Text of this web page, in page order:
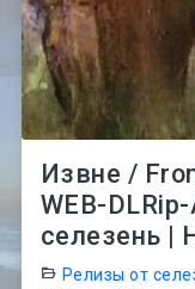
Извне /
WEB-
селезень |
Релизы от